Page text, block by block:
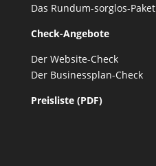
Das Rundum-sorglos-Paket
Check-Angebote
Der Website-Check
Der Businessplan-Check
Preisliste (PDF)